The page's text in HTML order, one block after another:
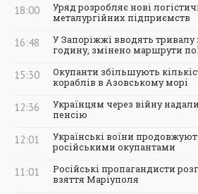
18:00
Уряд розробляє нові
металургійних підприємств
16:48
У Запоріжжі вводять
годину, змінено маршрути
15:30
Окупанти збільшують
кораблів в Азовському морі
12:36
Українцям через війну
пенсію
12:01
Українські воїни
російськими окупантами
11:01
Російські пропагандисти
взяття Маріуполя